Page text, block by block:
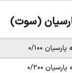
(سوت)
۰/۱۰۰
۰/۲۰۰